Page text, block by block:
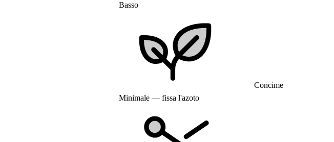
Basso
Concime
Minimale — fissa l'azoto